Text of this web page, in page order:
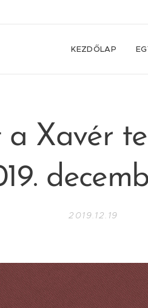
KEZDŐLAP
a Xavér
2019.12.19